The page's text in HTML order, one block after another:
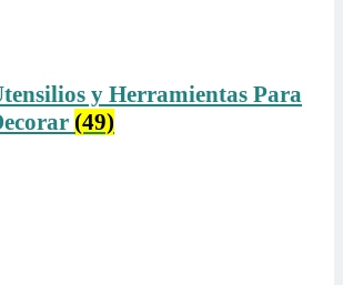
y Herramientas Para
(49)